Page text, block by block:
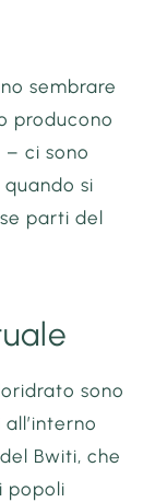
sembrare
producono
ci sono
si
parti del
sono
Bwiti, che
popoli